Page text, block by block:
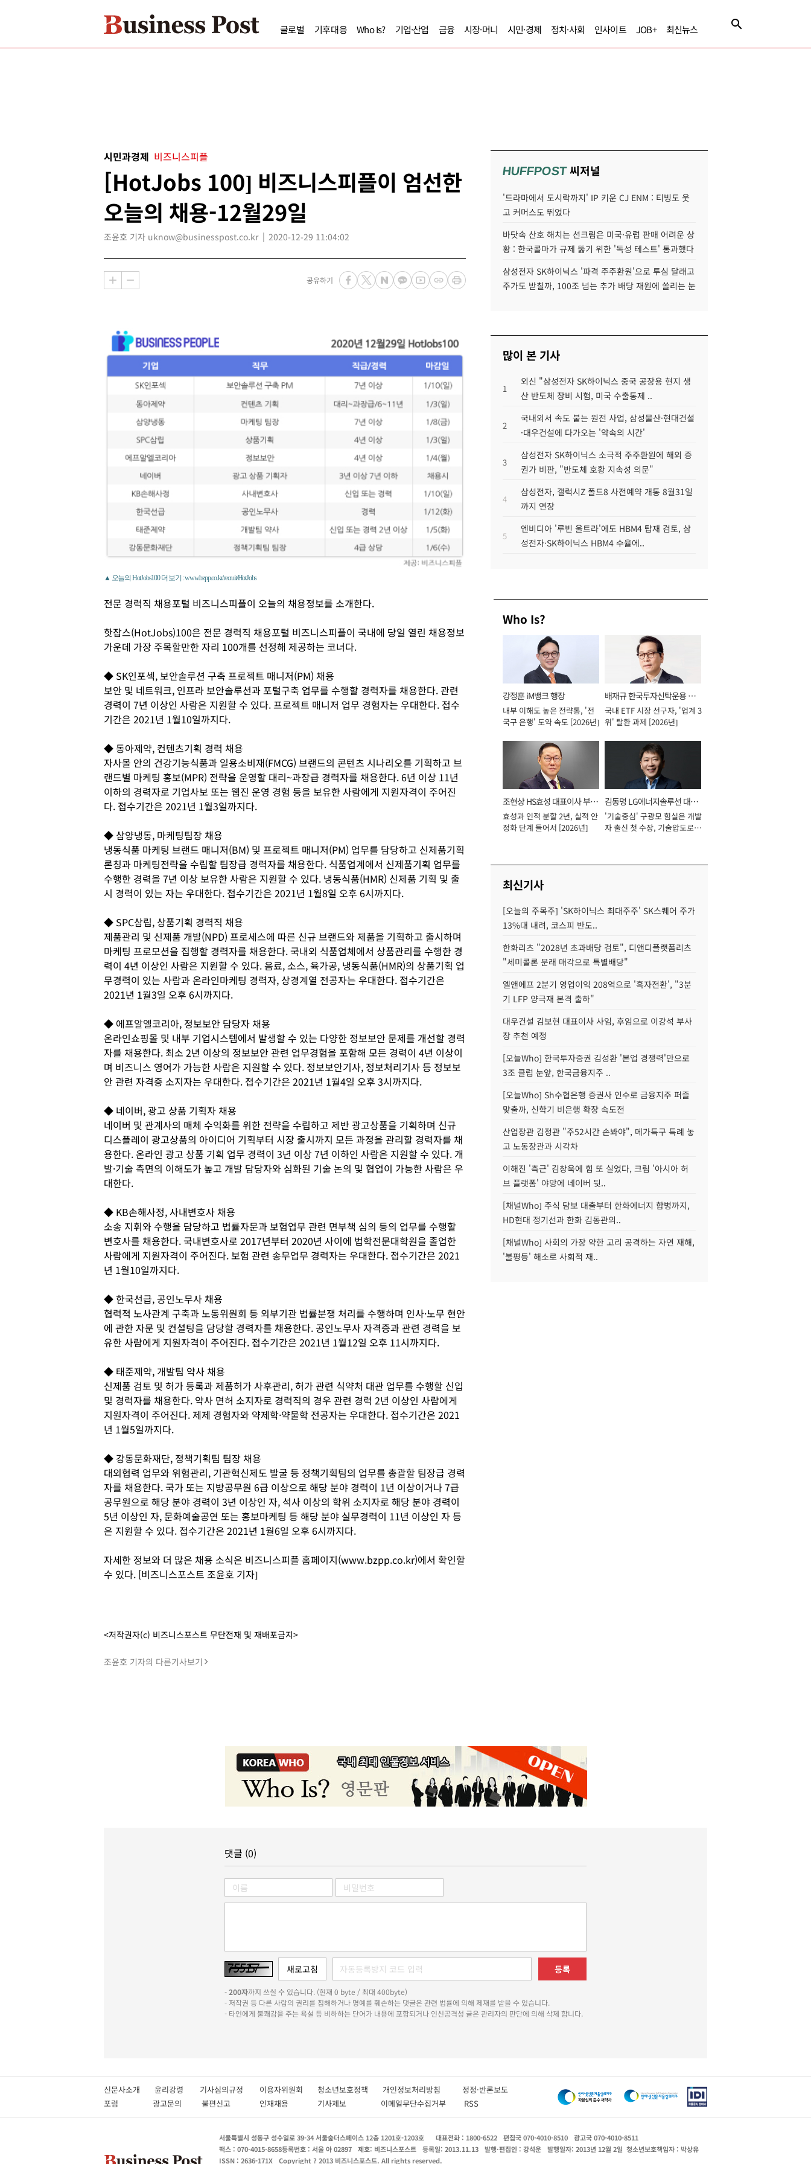
글로벌 기후대응 Who Is? 기업·산업 금융 시장·머니 시민·경제 정치·사회 인사이트 JOB+ 최신뉴스
시민과경제 비즈니스피플
[HotJobs 100] 비즈니스피플이 엄선한
오늘의 채용-12월29일
조윤호 기자 uknow@businesspost.co.kr 2020-12-29 11:04:02
공유하기
▲ 오늘의 HotJobs100 더 보기 : www.bzpp.co.kr/recruit/HotJobs
전문 경력직 채용포털 비즈니스피플이 오늘의 채용정보를 소개한다.
핫잡스(HotJobs)100은 전문 경력직 채용포털 비즈니스피플이 국내에 당일 열린 채용정보
가운데 가장 주목할만한 자리 100개를 선정해 제공하는 코너다.
◆ SK인포섹, 보안솔루션 구축 프로젝트 매니저(PM) 채용
보안 및 네트워크, 인프라 보안솔루션과 포털구축 업무를 수행할 경력자를 채용한다. 관련
경력이 7년 이상인 사람은 지원할 수 있다. 프로젝트 매니저 업무 경험자는 우대한다. 접수
기간은 2021년 1월10일까지다.
◆ 동아제약, 컨텐츠기획 경력 채용
자사몰 안의 건강기능식품과 일용소비재(FMCG) 브랜드의 콘텐츠 시나리오를 기획하고 브
랜드별 마케팅 홍보(MPR) 전략을 운영할 대리~과장급 경력자를 채용한다. 6년 이상 11년
이하의 경력자로 기업사보 또는 웹진 운영 경험 등을 보유한 사람에게 지원자격이 주어진
다. 접수기간은 2021년 1월3일까지다.
◆ 삼양냉동, 마케팅팀장 채용
냉동식품 마케팅 브랜드 매니저(BM) 및 프로젝트 매니저(PM) 업무를 담당하고 신제품기획
론칭과 마케팅전략을 수립할 팀장급 경력자를 채용한다. 식품업계에서 신제품기획 업무를
수행한 경력을 7년 이상 보유한 사람은 지원할 수 있다. 냉동식품(HMR) 신제품 기획 및 출
시 경력이 있는 자는 우대한다. 접수기간은 2021년 1월8일 오후 6시까지다.
◆ SPC삼립, 상품기획 경력직 채용
제품관리 및 신제품 개발(NPD) 프로세스에 따른 신규 브랜드와 제품을 기획하고 출시하며
마케팅 프로모션을 집행할 경력자를 채용한다. 국내외 식품업체에서 상품관리를 수행한 경
력이 4년 이상인 사람은 지원할 수 있다. 음료, 소스, 육가공, 냉동식품(HMR)의 상품기획 업
무경력이 있는 사람과 온라인마케팅 경력자, 상경계열 전공자는 우대한다. 접수기간은
2021년 1월3일 오후 6시까지다.
◆ 에프알엘코리아, 정보보안 담당자 채용
온라인쇼핑몰 및 내부 기업시스템에서 발생할 수 있는 다양한 정보보안 문제를 개선할 경력
자를 채용한다. 최소 2년 이상의 정보보안 관련 업무경험을 포함해 모든 경력이 4년 이상이
며 비즈니스 영어가 가능한 사람은 지원할 수 있다. 정보보안기사, 정보처리기사 등 정보보
안 관련 자격증 소지자는 우대한다. 접수기간은 2021년 1월4일 오후 3시까지다.
◆ 네이버, 광고 상품 기획자 채용
네이버 및 관계사의 매체 수익화를 위한 전략을 수립하고 제반 광고상품을 기획하며 신규
디스플레이 광고상품의 아이디어 기획부터 시장 출시까지 모든 과정을 관리할 경력자를 채
용한다. 온라인 광고 상품 기획 업무 경력이 3년 이상 7년 이하인 사람은 지원할 수 있다. 개
발·기술 측면의 이해도가 높고 개발 담당자와 심화된 기술 논의 및 협업이 가능한 사람은 우
대한다.
◆ KB손해사정, 사내변호사 채용
소송 지휘와 수행을 담당하고 법률자문과 보험업무 관련 면부책 심의 등의 업무를 수행할
변호사를 채용한다. 국내변호사로 2017년부터 2020년 사이에 법학전문대학원을 졸업한
사람에게 지원자격이 주어진다. 보험 관련 송무업무 경력자는 우대한다. 접수기간은 2021
년 1월10일까지다.
◆ 한국선급, 공인노무사 채용
협력적 노사관계 구축과 노동위원회 등 외부기관 법률분쟁 처리를 수행하며 인사·노무 현안
에 관한 자문 및 컨설팅을 담당할 경력자를 채용한다. 공인노무사 자격증과 관련 경력을 보
유한 사람에게 지원자격이 주어진다. 접수기간은 2021년 1월12일 오후 11시까지다.
◆ 태준제약, 개발팀 약사 채용
신제품 검토 및 허가 등록과 제품허가 사후관리, 허가 관련 식약처 대관 업무를 수행할 신입
및 경력자를 채용한다. 약사 면허 소지자로 경력직의 경우 관련 경력 2년 이상인 사람에게
지원자격이 주어진다. 제제 경험자와 약제학·약물학 전공자는 우대한다. 접수기간은 2021
년 1월5일까지다.
◆ 강동문화재단, 정책기획팀 팀장 채용
대외협력 업무와 위험관리, 기관혁신제도 발굴 등 정책기획팀의 업무를 총괄할 팀장급 경력
자를 채용한다. 국가 또는 지방공무원 6급 이상으로 해당 분야 경력이 1년 이상이거나 7급
공무원으로 해당 분야 경력이 3년 이상인 자, 석사 이상의 학위 소지자로 해당 분야 경력이
5년 이상인 자, 문화예술공연 또는 홍보마케팅 등 해당 분야 실무경력이 11년 이상인 자 등
은 지원할 수 있다. 접수기간은 2021년 1월6일 오후 6시까지다.
자세한 정보와 더 많은 채용 소식은 비즈니스피플 홈페이지(www.bzpp.co.kr)에서 확인할
수 있다. [비즈니스포스트 조윤호 기자]
<저작권자(c) 비즈니스포스트 무단전재 및 재배포금지>
조윤호 기자의 다른기사보기
HUFFPOST씨저널
'드라마에서 도시락까지' IP 키운 CJ ENM : 티빙도 웃
고 커머스도 뛰었다
바닷속 산호 해치는 선크림은 미국·유럽 판매 어려운 상
황 : 한국콜마가 규제 뚫기 위한 '독성 테스트' 통과했다
삼성전자 SK하이닉스 '파격 주주환원'으로 투심 달래고
주가도 받칠까, 100조 넘는 추가 배당 재원에 쏠리는 눈
많이 본 기사
1
외신 "삼성전자 SK하이닉스 중국 공장용 현지 생
산 반도체 장비 시험, 미국 수출통제 ..
2
국내외서 속도 붙는 원전 사업, 삼성물산·현대건설
·대우건설에 다가오는 '약속의 시간'
3
삼성전자 SK하이닉스 소극적 주주환원에 해외 증
권가 비판, "반도체 호황 지속성 의문"
4
삼성전자, 갤럭시Z 폴드8 사전예약 개통 8월31일
까지 연장
5
엔비디아 '루빈 울트라'에도 HBM4 탑재 검토, 삼
성전자·SK하이닉스 HBM4 수율에..
Who Is?
강정훈 iM뱅크 행장
내부 이해도 높은 전략통, '전
국구 은행' 도약 속도 [2026년]
배재규 한국투자신탁운용 대
표이사 사장
국내 ETF 시장 선구자, '업계 3
위' 탈환 과제 [2026년]
조현상 HS효성 대표이사 부회
장
효성과 인적 분할 2년, 실적 안
정화 단계 들어서 [2026년]
김동명 LG에너지솔루션 대표
이사 사장
'기술중심' 구광모 힘실은 개발
자 출신 첫 수장, 기술압도로
최신기사
[오늘의 주목주] 'SK하이닉스 최대주주' SK스퀘어 주가
13%대 내려, 코스피 반도..
한화리츠 "2028년 초과배당 검토", 디앤디플랫폼리츠
"세미콜론 문래 매각으로 특별배당"
엘앤에프 2분기 영업이익 208억으로 '흑자전환', "3분
기 LFP 양극재 본격 출하"
대우건설 김보현 대표이사 사임, 후임으로 이강석 부사
장 추천 예정
[오늘Who] 한국투자증권 김성환 '본업 경쟁력'만으로
3조 클럽 눈앞, 한국금융지주 ..
[오늘Who] Sh수협은행 증권사 인수로 금융지주 퍼즐
맞출까, 신학기 비은행 확장 속도전
산업장관 김정관 "주52시간 손봐야", 메가특구 특례 놓
고 노동장관과 시각차
이해진 '측근' 김창욱에 힘 또 실었다, 크림 '아시아 허
브 플랫폼' 야망에 네이버 뒷..
[채널Who] 주식 담보 대출부터 한화에너지 합병까지,
HD현대 정기선과 한화 김동관의..
[채널Who] 사회의 가장 약한 고리 공격하는 자연 재해,
'불평등' 해소로 사회적 재..
댓글 (0)
등록
-200자까지 쓰실 수 있습니다. (현재 0 byte / 최대 400byte)
- 저작권 등 다른 사람의 권리를 침해하거나 명예를 훼손하는 댓글은 관련 법률에 의해 제재를 받을 수 있습니다.
- 타인에게 불쾌감을 주는 욕설 등 비하하는 단어가 내용에 포함되거나 인신공격성 글은 관리자의 판단에 의해 삭제 합니다.
신문사소개 윤리강령 기사심의규정 이용자위원회 청소년보호정책 개인정보처리방침 정정·반론보도
포럼
광고문의 불편신고 인재채용 기사제보 이메일무단수집거부 RSS
서울특별시 성동구 성수일로 39-34 서울숲더스페이스 12층 1201호-1203호 대표전화 : 1800-6522 편집국 070-4010-8510
광고국 070-4010-8511
팩스 : 070-4015-8658등록번호 : 서울 아 02897 제호: 비즈니스포스트 등록일: 2013.11.13 발행·편집인 : 강석운 발행일자: 2013년 12월 2일 청소년보호책임자 : 박상유
ISSN : 2636-171X
Copyright ? 2013 비즈니스포스트. All rights reserved.